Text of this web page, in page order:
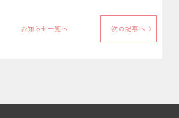
お知らせ一覧へ 次の記事へ